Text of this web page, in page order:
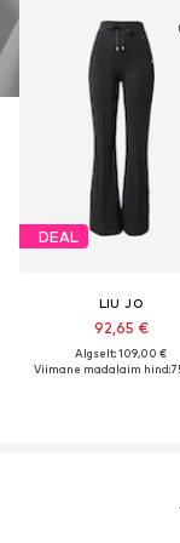
DEAL
LIU JO
92,65 €
Algselt: 109,00 €
Viimane madalaim hind: